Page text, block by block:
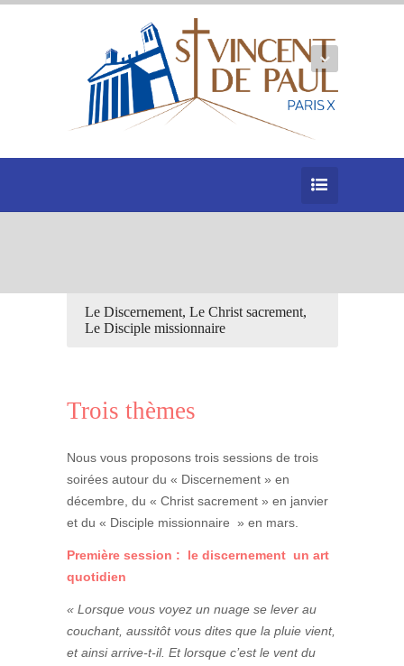
Le Discernement, Le Christ sacrement,
Le Disciple missionnaire
Trois thèmes
Nous vous proposons trois sessions de trois
soirées autour du « Discernement » en
décembre, du « Christ sacrement » en janvier
et du « Disciple missionnaire » en mars.
Première session : le discernement un art
quotidien
« Lorsque vous voyez un nuage se lever au
couchant, aussitôt vous dites que la pluie vient,
et ainsi arrive-t-il. Et lorsque c’est le vent du